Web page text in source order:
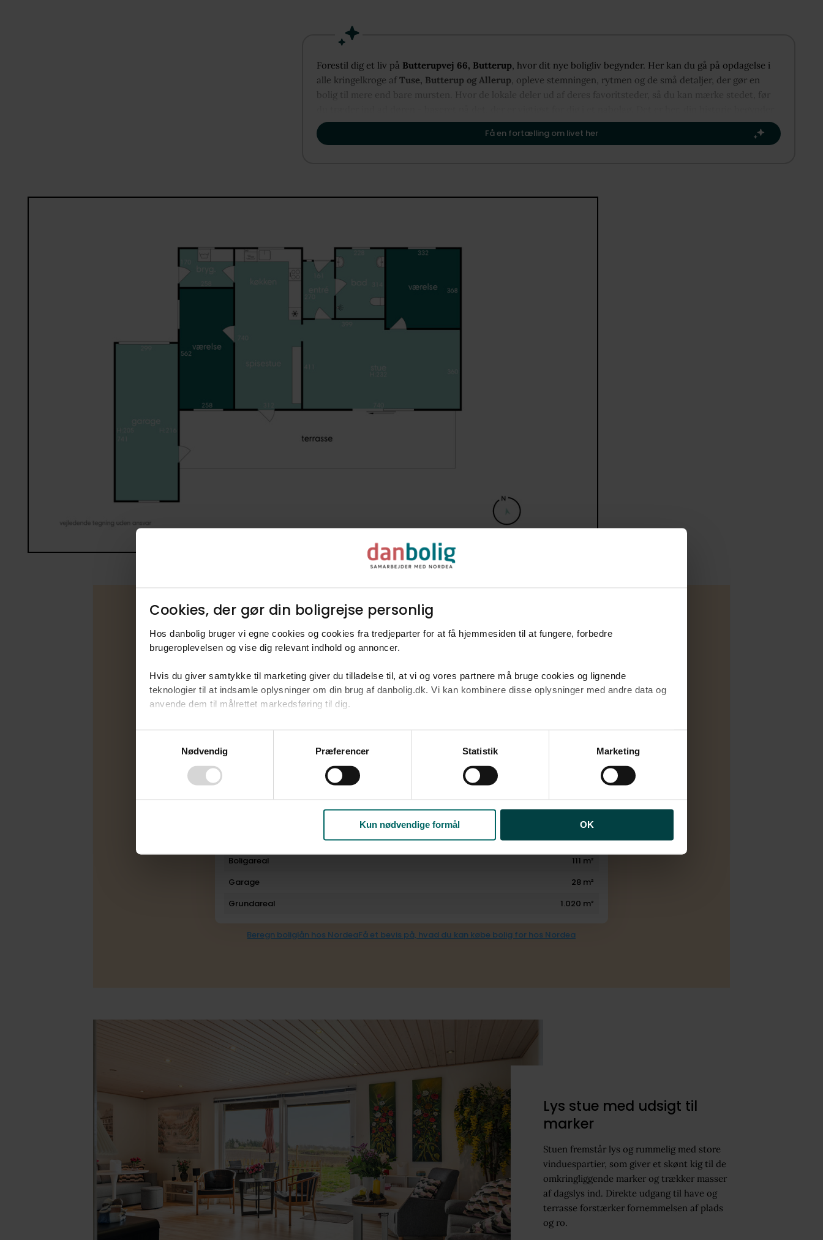
Cookies, der gør din boligrejse personlig​
Hos danbolig bruger vi egne cookies og cookies fra tredjeparter for at få hjemmesiden til at fungere, forbedre
brugeroplevelsen og vise dig relevant indhold og annoncer.​
Hvis du giver samtykke til marketing giver du tilladelse til, at vi og vores partnere må bruge cookies og lignende
teknologier til at indsamle oplysninger om din brug af danbolig.dk. Vi kan kombinere disse oplysninger med andre data og
anvende dem til målrettet markedsføring til dig.​
Ved at klikke på ”OK” giver du samtykke til alle formål. Du kan til enhver tid læse mere om brugen af cookies samt
tilbagekalde dit samtykke ved at følge linket til vores
. Oplysninger om behandling af personoplysninger
Nødvendig Præferencer Statistik Marketing
Kun nødvendige formål OK
Forestil dig et liv på Butterupvej 66, Butterup, hvor dit nye boligliv begynder. Her kan du gå på opdagelse i
alle kringelkroge afTuse, Butterup og Allerup, opleve stemningen, rytmen og de små detaljer, der gør en
bolig til mere end bare mursten. Hvor de lokale deler ud af deres favoritsteder, så du kan mærke stedet, før
– og vi glæder os til at vise dig, hvordan Tuse, Butterup og Allerup kan danne rammen om dit næste kapitel.​
Få en fortælling om livet her
Boligfakta
Udbudsform
Salg
Energimærke
Varmekilde
1
Boligareal
111 m²
Garage
28 m²
Grundareal
1.020 m²
Beregn boliglån hos NordeaFå et bevis på, hvad du kan købe bolig for hos Nordea
Lys stue med udsigt til
marker
Stuen fremstår lys og rummelig med store
vinduespartier, som giver et skønt kig til de
omkringliggende marker og trækker masser
af dagslys ind. Direkte udgang til have og
terrasse forstærker fornemmelsen af plads
og ro.